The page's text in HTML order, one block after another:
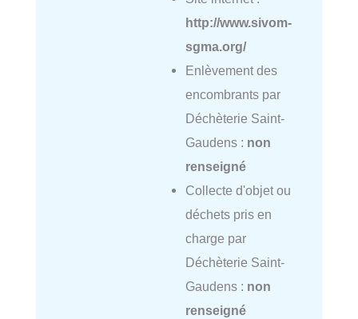
http://www.sivom-
sgma.org/
Enlèvement des
encombrants par
Déchèterie Saint-
Gaudens : non
renseigné
Collecte d'objet ou
déchets pris en
charge par
Déchèterie Saint-
Gaudens : non
renseigné